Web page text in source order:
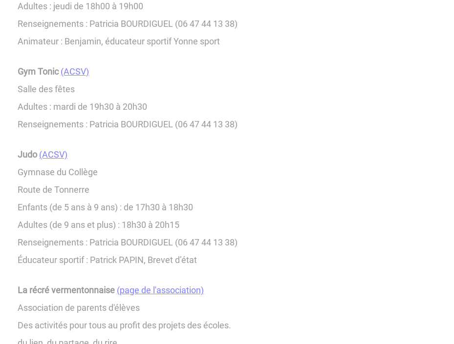
Adultes : jeudi de 18h00 à 19h00
Renseignements : Patricia BOURDIGUEL (06 47 44 13 38)
Animateur : Benjamin, éducateur sportif Yonne sport
Gym Tonic(ACSV)
Salle des fêtes
Adultes : mardi de 19h30 à 20h30
Renseignements : Patricia BOURDIGUEL (06 47 44 13 38)
Judo (ACSV)
Gymnase du Collège
Route de Tonnerre
Enfants (de 5 ans à 9 ans) : de 17h30 à 18h30
Adultes (de 9 ans et plus) : 18h30 à 20h15
Renseignements : Patricia BOURDIGUEL (06 47 44 13 38)
Éducateur sportif : Patrick PAPIN, Brevet d’état
La récré vermentonnaise (page de l'association)
Association de parents d'élèves
Des activités pour tous au profit des projets des écoles.